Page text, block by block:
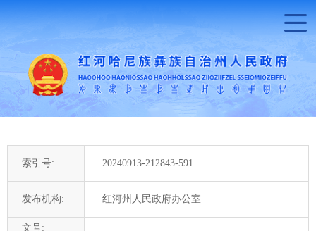
索引号: 20240913-212843-591
发布机构: 红河州人民政府办公室
文号: